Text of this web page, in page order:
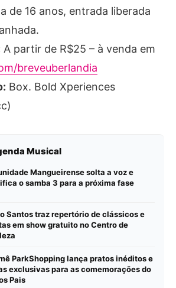
de 16 anos, entrada liberada
A partir de R$25 – à venda em
breveuberlandia
Box. Bold Xperiences
Musical
Mangueirense solta a voz e
o samba 3 para a próxima fase
Santos traz repertório de clássicos e
em show gratuito no Centro de
ParkShopping lança pratos inéditos e
exclusivas para as comemorações do
Pais